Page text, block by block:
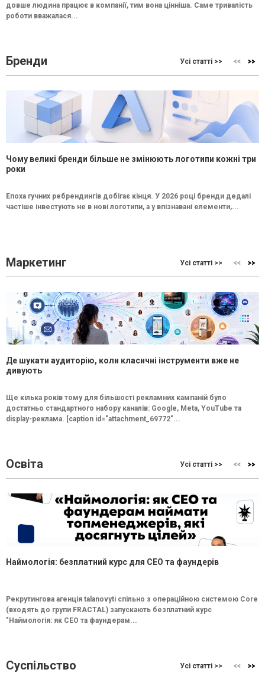
довше людина працює в компанії, тим вона цінніша. Саме тривалість
роботи вважалася...
Бренди Усі статті >>
Чому великі бренди більше не змінюють логотипи кожні три
роки
Епоха гучних ребрендингів добігає кінця. У 2026 році бренди дедалі
частіше інвестують не в нові логотипи, а у впізнавані елементи,...
Маркетинг Усі статті >>
Де шукати аудиторію, коли класичні інструменти вже не
дивують
Ще кілька років тому для більшості рекламних кампаній було
достатньо стандартного набору каналів: Google, Meta, YouTube та
display-реклама. [caption id="attachment_69772"...
Освіта Усі статті >>
Наймологія: безплатний курс для CEO та фаундерів
Рекрутингова агенція talanovyti спільно з операційною системою Core
(входять до групи FRACTAL) запускають безплатний курс
"Наймологія: як СEO та фаундерам...
Суспільство Усі статті >>